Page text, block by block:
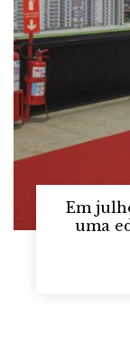
Em
uma